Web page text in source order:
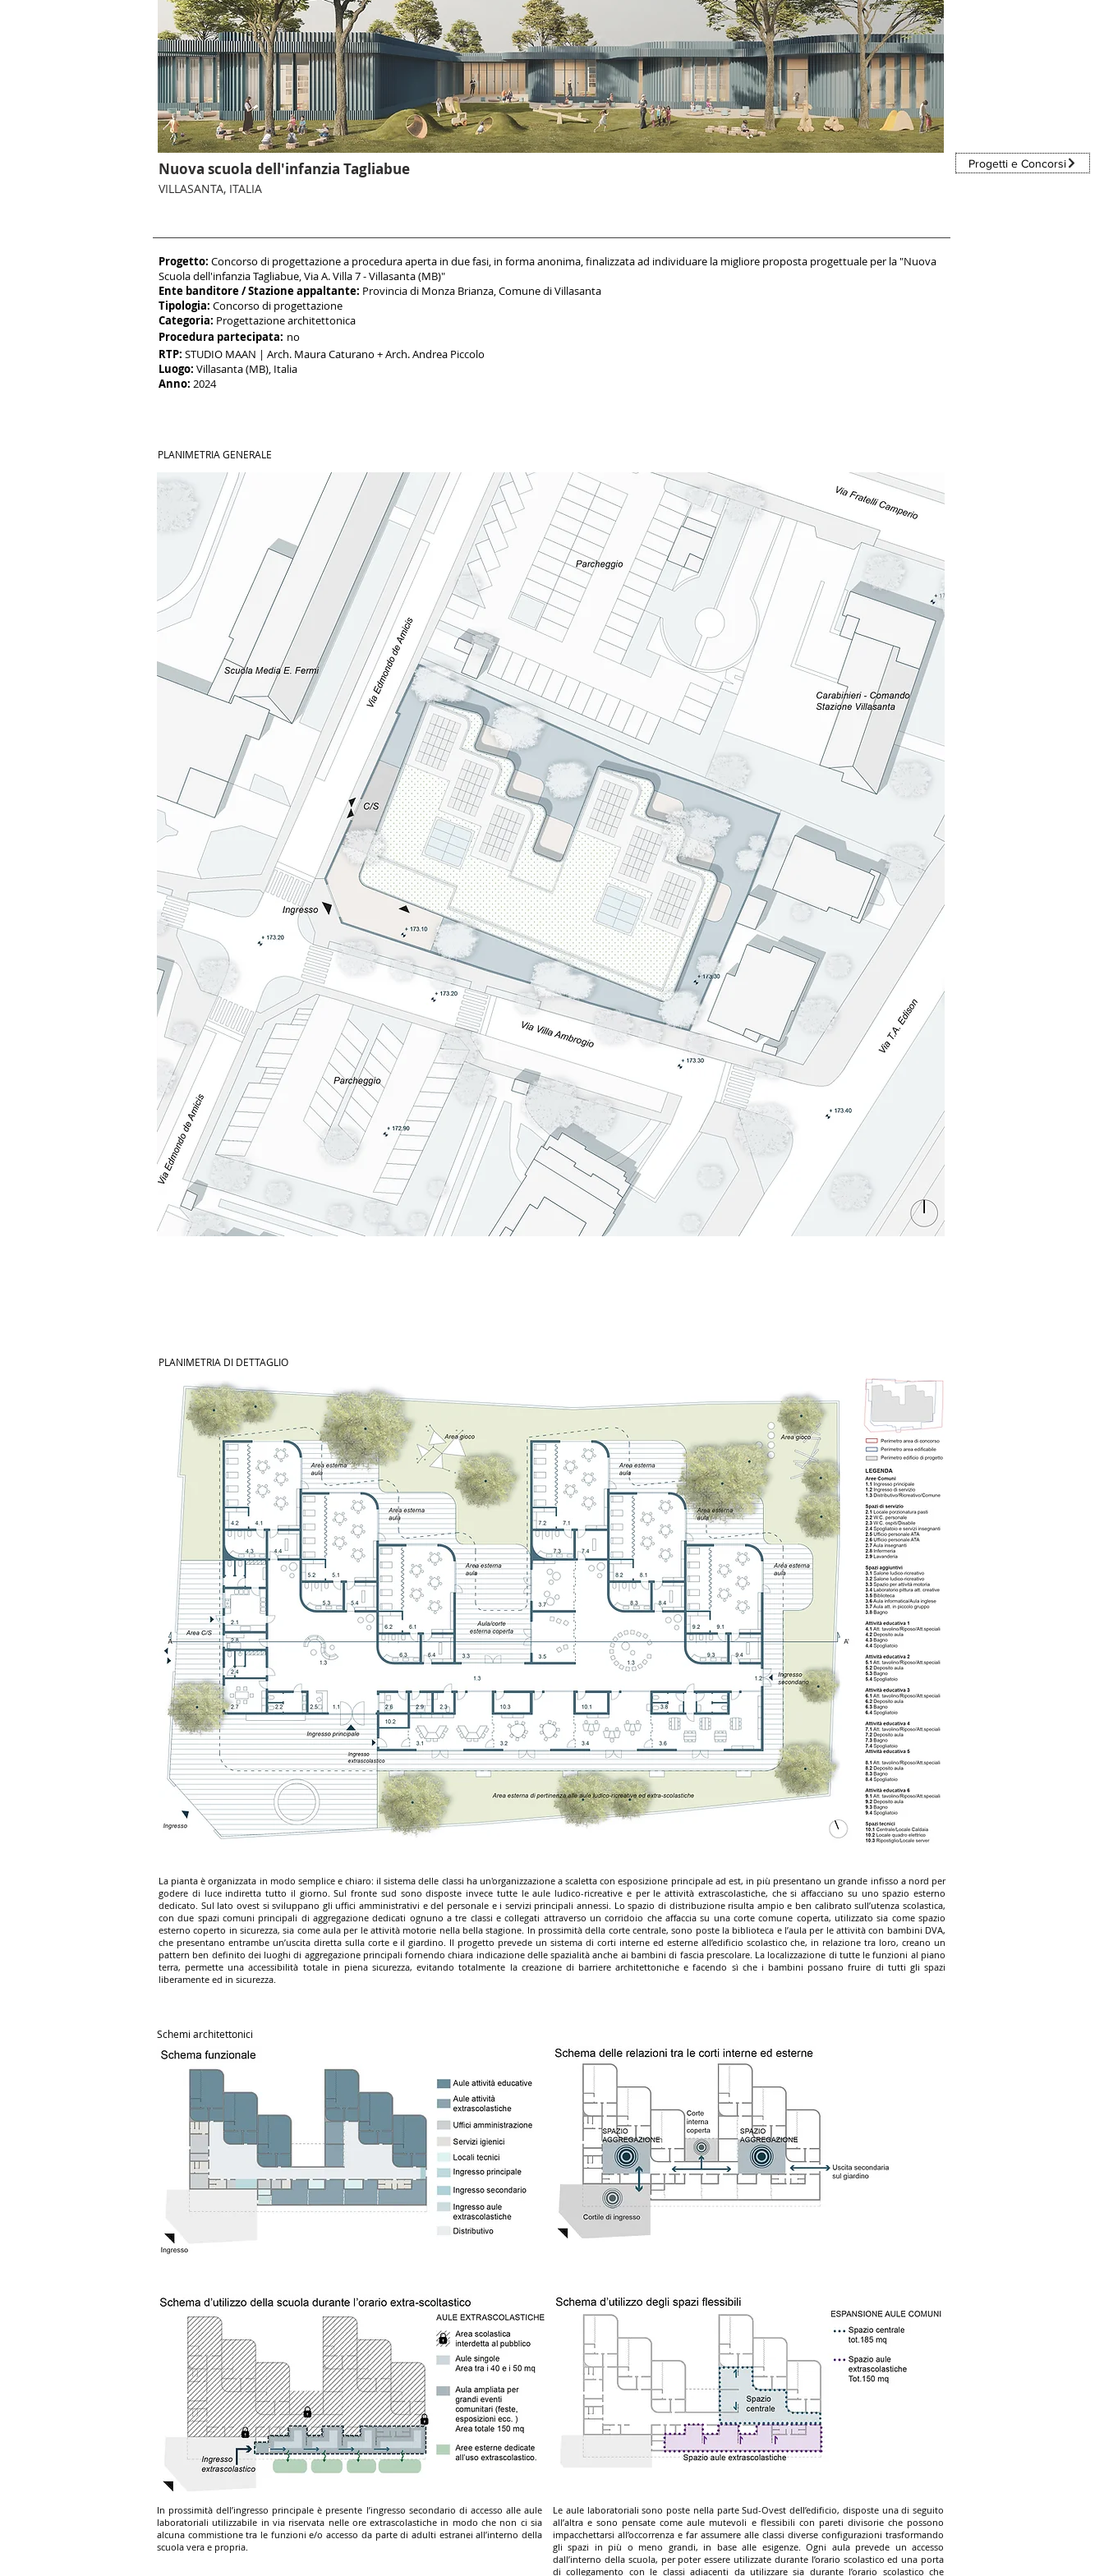
Nuova scuola dell'infanzia Tagliabue
VILLASANTA, ITALIA
Progetti e Concorsi
Progetto: Concorso di progettazione a procedura aperta in due fasi, in forma anonima, finalizzata ad individuare la migliore proposta progettuale per la "Nuova
Scuola dell'infanzia Tagliabue, Via A. Villa 7 - Villasanta (MB)"
Ente banditore / Stazione appaltante: Provincia di Monza Brianza,Comune di Villasanta
Tipologia: Concorso di progettazione
Categoria: Progettazionearchitettonica
Procedura partecipata: no
RTP: STUDIO MAAN | Arch. Maura Caturano + Arch. Andrea Piccolo
Luogo: Villasanta (MB), Italia
Anno: 2024
PLANIMETRIA GENERALE
PLANIMETRIA DI DETTAGLIO
La pianta è organizzata in modo semplice e chiaro: il sistema delle classi ha un'organizzazione a scaletta con esposizione principale ad est, in più presentano un grande infisso a nord per
godere di luce indiretta tutto il giorno. Sul fronte sud sono disposte invece tutte le aule ludico-ricreative e per le attività extrascolastiche, che si affacciano su uno spazio esterno
dedicato. Sul lato ovest si sviluppano gli uffici amministrativi e del personale e i servizi principali annessi. Lo spazio di distribuzione risulta ampio e ben calibrato sull’utenza scolastica,
con due spazi comuni principali di aggregazione dedicati ognuno a tre classi e collegati attraverso un corridoio che affaccia su una corte comune coperta, utilizzato sia come spazio
esterno coperto in sicurezza, sia come aula per le attività motorie nella bella stagione. In prossimità della corte centrale, sono poste la biblioteca e l’aula per le attività con bambini DVA,
che presentano entrambe un’uscita diretta sulla corte e il giardino. Il progetto prevede un sistema di corti interne ed esterne all’edificio scolastico che, in relazione tra loro, creano un
pattern ben definito dei luoghi di aggregazione principali fornendo chiara indicazione delle spazialità anche ai bambini di fascia prescolare. La localizzazione di tutte le funzioni al piano
terra, permette una accessibilità totale in piena sicurezza, evitando totalmente la creazione di barriere architettoniche e facendo sì che i bambini possano fruire di tutti gli spazi
liberamente ed in sicurezza.
Schemi architettonici
In prossimità dell’ingresso principale è presente l’ingresso secondario di accesso alle aule
laboratoriali utilizzabile in via riservata nelle ore extrascolastiche in modo che non ci sia
alcuna commistione tra le funzioni e/o accesso da parte di adulti estranei all’interno della
scuola vera e propria.
Le aule laboratoriali sono poste nella parte Sud-Ovest dell’edificio, disposte una di seguito
all’altra e sono pensate come aule mutevoli e flessibili con pareti divisorie che possono
impacchettarsi all’occorrenza e far assumere alle classi diverse configurazioni trasformando
gli spazi in più o meno grandi, in base alle esigenze. Ogni aula prevede un accesso
dall’interno della scuola, per poter essere utilizzate durante l’orario scolastico ed una porta
di collegamento con le classi adiacenti da utilizzare sia durante l’orario scolastico che